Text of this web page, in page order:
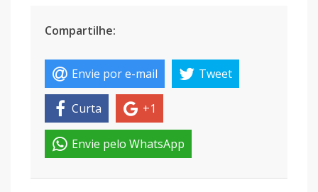
Compartilhe:
Envie por e-mail Tweet
Curta +1
Envie pelo WhatsApp